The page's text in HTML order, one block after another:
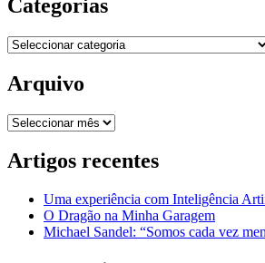
Categorias
Categorias
Arquivo
Arquivo
Artigos recentes
Uma experiência com Inteligência
O Dragão na Minha Garagem
Michael Sandel: “Somos cada vez